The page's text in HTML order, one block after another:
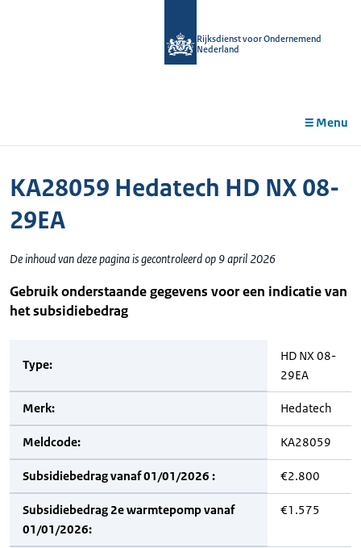
Rijksdienst voor Ondernemend
Nederland
Menu
KA28059 Hedatech HD NX 08-
29EA
De inhoud van deze pagina is gecontroleerd op 9 april 2026
Gebruik onderstaande gegevens voor een indicatie van
het subsidiebedrag
Type:
HD NX 08-
29EA
Merk: Hedatech
Meldcode: KA28059
Subsidiebedrag vanaf 01/01/2026 : €2.800
Subsidiebedrag 2e warmtepomp vanaf
01/01/2026:
€1.575